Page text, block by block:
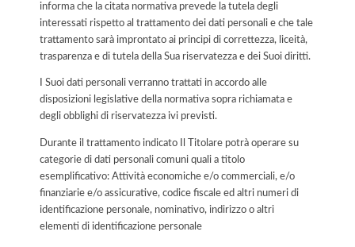
informa che la citata normativa prevede la tutela degli
interessati rispetto al trattamento dei dati personali e che tale
trattamento sarà improntato ai principi di correttezza, liceità,
trasparenza e di tutela della Sua riservatezza e dei Suoi diritti.
I Suoi dati personali verranno trattati in accordo alle
disposizioni legislative della normativa sopra richiamata e
degli obblighi di riservatezza ivi previsti.
Durante il trattamento indicato Il Titolare potrà operare su
categorie di dati personali comuni quali a titolo
esemplificativo: Attività economiche e/o commerciali, e/o
finanziarie e/o assicurative, codice fiscale ed altri numeri di
identificazione personale, nominativo, indirizzo o altri
elementi di identificazione personale